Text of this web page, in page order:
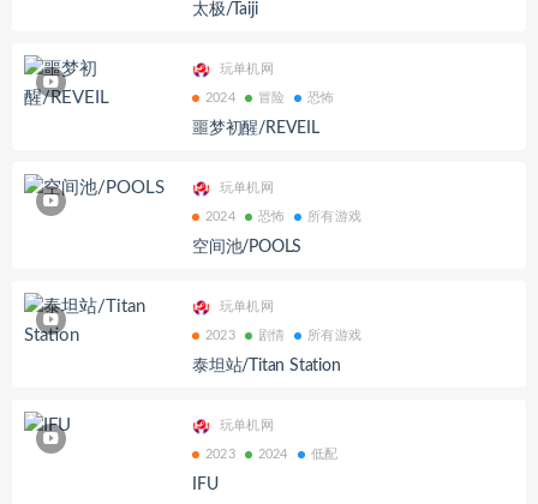
太极/Taiji
玩单机网
2024 冒险 恐怖
噩梦初醒/REVEIL
玩单机网
2024 恐怖 所有游戏
空间池/POOLS
玩单机网
2023 剧情 所有游戏
泰坦站/Titan Station
玩单机网
2023 2024 低配
IFU